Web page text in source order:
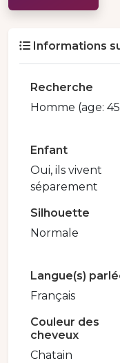
Informations
Recherche
Homme (age:
Enfant
Oui, ils vivent
séparement
Silhouette
Normale
Langue(s)
Français
Couleur des
cheveux
Chatain